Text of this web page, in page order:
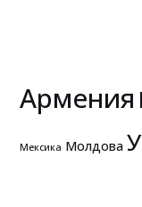
Армения
Мексика Молдова